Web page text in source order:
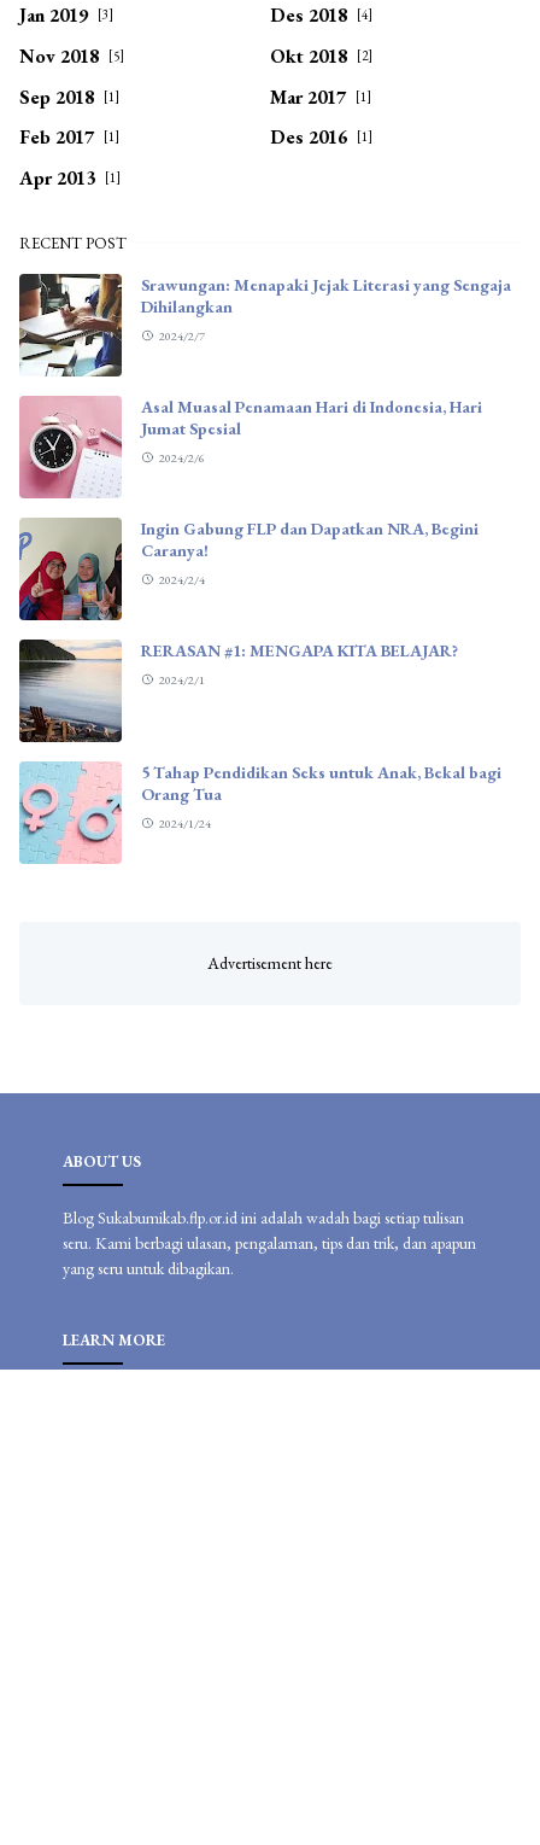
Jan 2019 [3] Des 2018 [4]
Nov 2018 [5] Okt 2018 [2]
Sep 2018 [1] Mar 2017 [1]
Feb 2017 [1] Des 2016 [1]
Apr 2013 [1]
RECENT POST
Srawungan: Menapaki Jejak Literasi yang Sengaja
Dihilangkan
2024/2/7
Asal Muasal Penamaan Hari di Indonesia, Hari
Jumat Spesial
2024/2/6
Ingin Gabung FLP dan Dapatkan NRA, Begini
Caranya!
2024/2/4
RERASAN #1: MENGAPA KITA BELAJAR?
2024/2/1
5 Tahap Pendidikan Seks untuk Anak, Bekal bagi
Orang Tua
2024/1/24
ABOUT US
Blog Sukabumikab.flp.or.id ini adalah wadah bagi setiap tulisan
seru. Kami berbagi ulasan, pengalaman, tips dan trik, dan apapun
yang seru untuk dibagikan.
LEARN MORE